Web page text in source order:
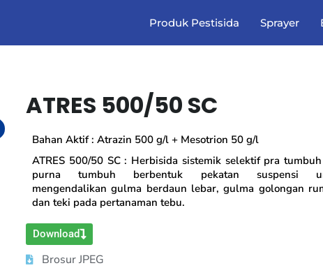
Produk Pestisida Sprayer
ATRES 500/50 SC
Bahan Aktif : Atrazin 500 g/l + Mesotrion 50 g/l
ATRES 500/50 SC : Herbisida sistemik selektif pra
purna tumbuh berbentuk pekatan suspensi
mengendalikan gulma berdaun lebar, gulma golongan
dan teki pada pertanaman tebu.
Download
Brosur JPEG